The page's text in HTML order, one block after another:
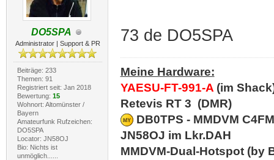
DO5SPA
Administrator | Support & PR
Beiträge: 233
Themen: 91
Registriert seit: Jan 2018
Bewertung: 15
Wohnort: Altomünster /
Bayern
Amateurfunk Rufzeichen:
DO5SPA
Locator: JN58OJ
Bio: Nichts ist
unmöglich......
73 de DO5SPA
Meine Hardware:
YAESU-FT-991-A(im
Retevis RT 3 (DMR)
DB0TPS - MMDVM
JN58OJ im Lkr.DAH
MMDVM-Dual-Hotspot (by